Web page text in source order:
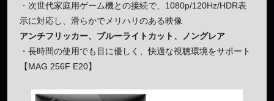
・次世代家庭用ゲーム機との接続で、1080p/120Hz/HDR表
示に対応し、滑らかでメリハリのある映像
アンチフリッカー、ブルーライトカット、ノングレア
・長時間の使用でも目に優しく、快適な視聴環境をサポート
【MAG 256F E20】